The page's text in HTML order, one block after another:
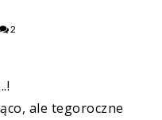
2
ale tegoroczne